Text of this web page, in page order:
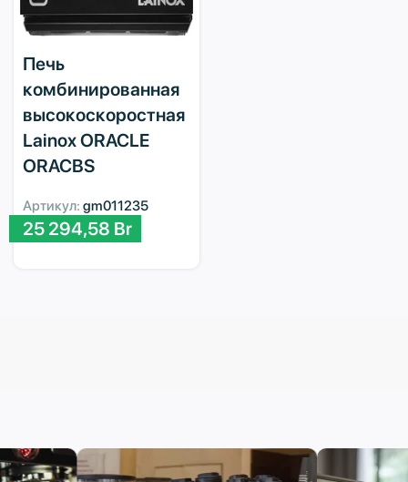
Печь
комбинированная
высокоскоростная
Lainox ORACLE
ORACBS
Артикул: gm011235
25 294,58 Br